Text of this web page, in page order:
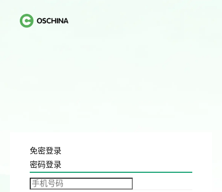
免密登录
密码登录